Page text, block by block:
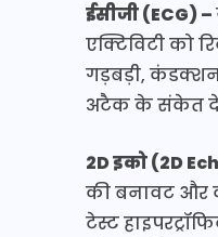
ईसीजी (ECG) –
एक्टिविटी को
गड़बड़ी, कंडक्शन
अटैक के संकेत
2D इको (2D
की बनावट और
टेस्ट